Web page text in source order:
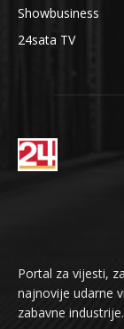
Showbusiness
24sata TV
Portal za vijesti,
najnovije udarne
zabavne industrije.